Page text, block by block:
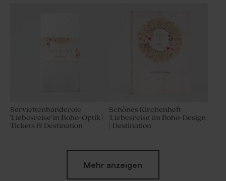
Serviettenbanderole
'Liebesreise' in Boho-Optik |
Tickets & Destination
Schönes Kirchenheft
'Liebesreise' im Boho-Design
| Destination
Mehr anzeigen